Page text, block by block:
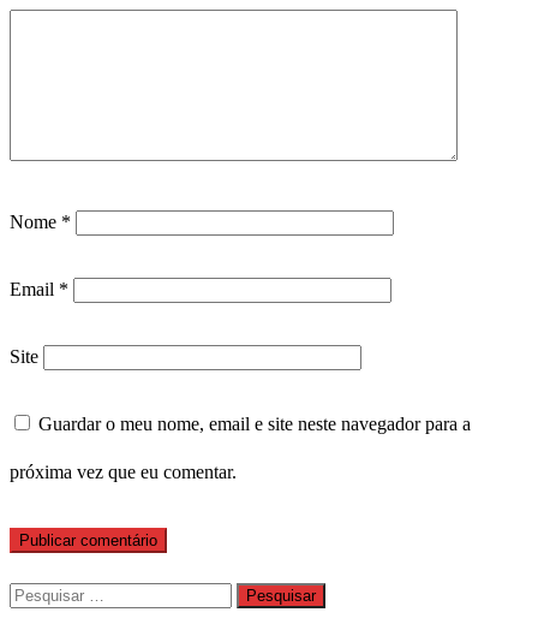
Nome *
Email *
Site
Guardar o meu nome, email e site neste navegador para a
próxima vez que eu comentar.
Pesquisar
por: